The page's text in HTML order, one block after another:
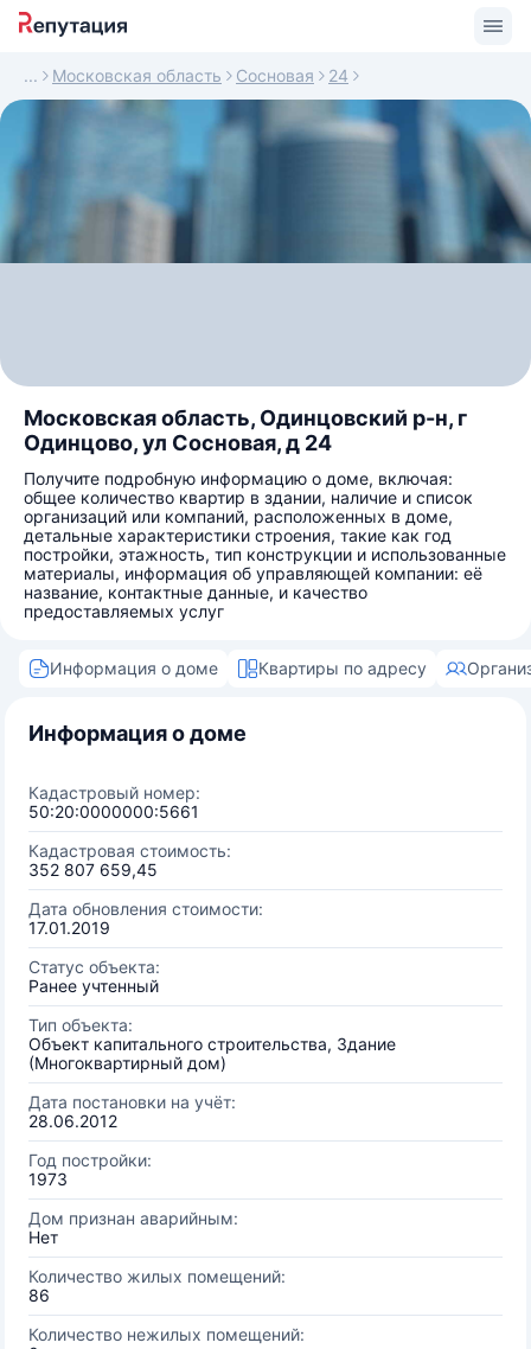
Московская область Сосновая 24
Московская область, Одинцовский р-н, г
Одинцово, ул Сосновая, д 24
Получите подробную информацию о доме, включая:
общее количество квартир в здании, наличие и список
организаций или компаний, расположенных в доме,
детальные характеристики строения, такие как год
постройки, этажность, тип конструкции и использованные
материалы, информация об управляющей компании: её
название, контактные данные, и качество
предоставляемых услуг
Информация о доме Квартиры по адресу
Информация о доме
Кадастровый номер:
50:20:0000000:5661
Кадастровая стоимость:
352 807 659,45
Дата обновления стоимости:
17.01.2019
Статус объекта:
Ранее учтенный
Тип объекта:
Объект капитального строительства, Здание
(Многоквартирный дом)
Дата постановки на учёт:
28.06.2012
Год постройки:
1973
Дом признан аварийным:
Нет
Количество жилых помещений:
86
Количество нежилых помещений: